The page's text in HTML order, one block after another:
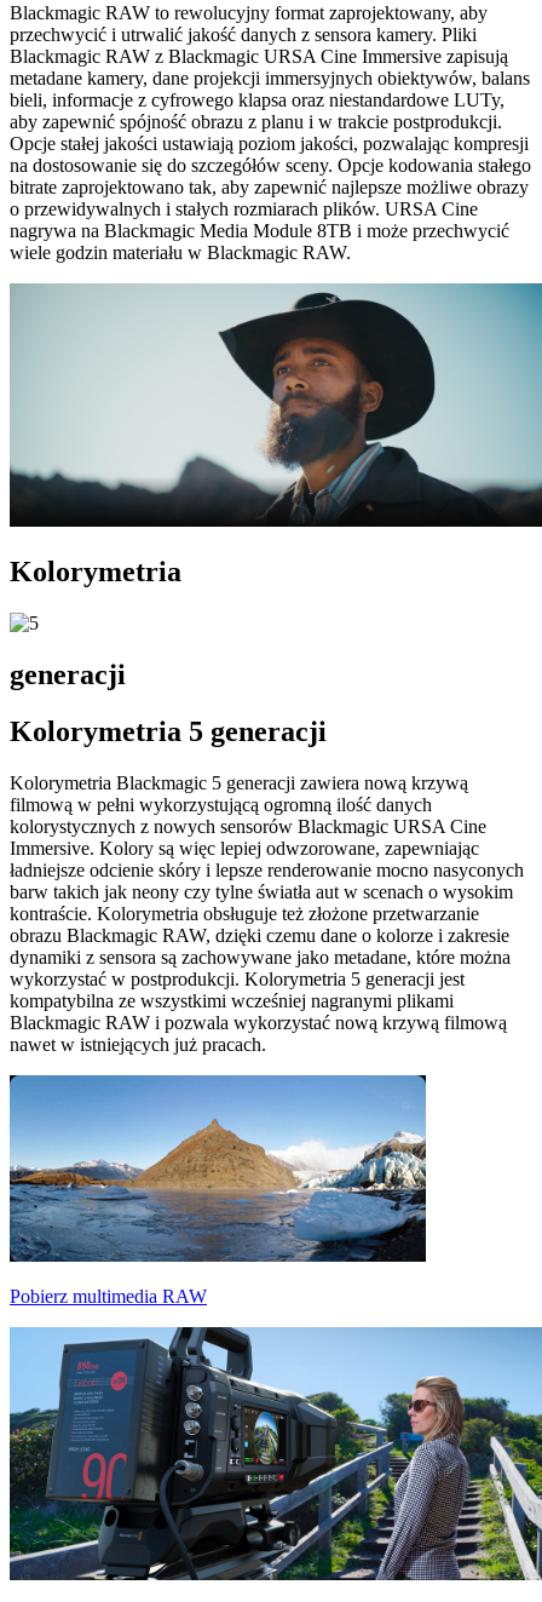
Blackmagic RAW to rewolucyjny format zaprojektowany, aby
przechwycić i utrwalić jakość danych z sensora kamery. Pliki
Blackmagic RAW z Blackmagic URSA Cine Immersive zapisują
metadane kamery, dane projekcji immersyjnych obiektywów, balans
bieli, informacje z cyfrowego klapsa oraz niestandardowe LUTy,
aby zapewnić spójność obrazu z planu i w trakcie postprodukcji.
Opcje stałej jakości ustawiają poziom jakości, pozwalając kompresji
na dostosowanie się do szczegółów sceny. Opcje kodowania stałego
bitrate zaprojektowano tak, aby zapewnić najlepsze możliwe obrazy
o przewidywalnych i stałych rozmiarach plików. URSA Cine
nagrywa na Blackmagic Media Module 8TB i może przechwycić
wiele godzin materiału w Blackmagic RAW.
Kolorymetria
generacji
Kolorymetria 5 generacji
Kolorymetria Blackmagic 5 generacji zawiera nową krzywą
filmową w pełni wykorzystującą ogromną ilość danych
kolorystycznych z nowych sensorów Blackmagic URSA Cine
Immersive. Kolory są więc lepiej odwzorowane, zapewniając
ładniejsze odcienie skóry i lepsze renderowanie mocno nasyconych
barw takich jak neony czy tylne światła aut w scenach o wysokim
kontraście. Kolorymetria obsługuje też złożone przetwarzanie
obrazu Blackmagic RAW, dzięki czemu dane o kolorze i zakresie
dynamiki z sensora są zachowywane jako metadane, które można
wykorzystać w postprodukcji. Kolorymetria 5 generacji jest
kompatybilna ze wszystkimi wcześniej nagranymi plikami
Blackmagic RAW i pozwala wykorzystać nową krzywą filmową
nawet w istniejących już pracach.
Pobierz multimedia RAW